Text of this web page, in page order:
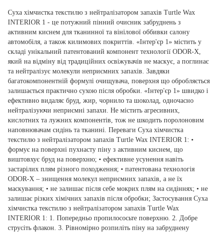
Суха хімчистка текстилю з нейтралізатором запахів Turtle Wax
INTERIOR 1 - це потужний пінний очисник забруднень з
активним киснем для тканинної та вінілової оббивки салону
автомобіля, а також килимових покриттів. «Інтер'єр 1» містить у
складі унікальний патентований компонент технології ODOR-X,
який на відміну від традиційних освіжувачів не маскує, а поглинає
та нейтралізує молекули неприємних запахів. Завдяки
багатокомпонентній формулі очищувача, поверхня що обробляється
залишається практично сухою після обробки. «Інтер'єр 1» швидко і
ефективно видаляє бруд, жир, чорнило та шоколад, одночасно
нейтралізуючи неприємні запахи. Не містить агресивних,
кислотних та лужних компонентів, тож не шкодить поролоновим
наповнювачам сидінь та тканині. Переваги Суха хімчистка
текстилю з нейтралізатором запахів Turtle Wax INTERIOR 1: •
формує на поверхні пухнасту піну з активним киснем, що
виштовхує бруд на поверхню; • ефективне усунення навіть
застарілих плям різного походження; • патентована технологія
ODOR-X – знищення молекул неприємних запахів, а не їх
маскування; • не залишає після себе мокрих плям на сидіннях; • не
залишає різких хімічних запахів після обробки; Застосування Суха
хімчистка текстилю з нейтралізатором запахів Turtle Wax
INTERIOR 1: 1. Попередньо пропилососьте поверхню. 2. Добре
струсіть флакон. 3. Рівномірно розпиліть піну на забруднену